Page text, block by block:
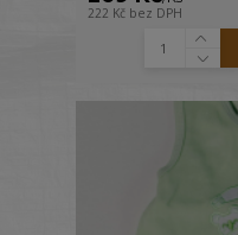
222 Kč bez DPH